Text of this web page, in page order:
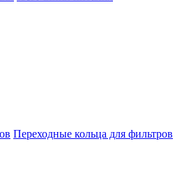
Переходные кольца для фильтров